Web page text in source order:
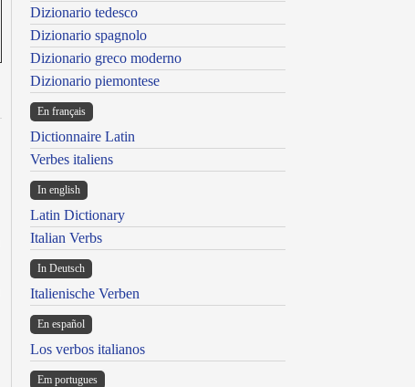
Dizionario tedesco
Dizionario spagnolo
Dizionario greco moderno
Dizionario piemontese
En français
Dictionnaire Latin
Verbes italiens
In english
Latin Dictionary
Italian Verbs
In Deutsch
Italienische Verben
En español
Los verbos italianos
Em portugues